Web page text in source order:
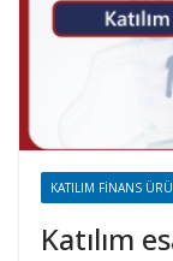
KATILIM FINANS
Katılım